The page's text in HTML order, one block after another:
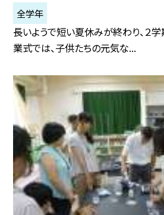
全学年
長いようで短い夏休みが終わり、２
業式では、子供たちの元気な...